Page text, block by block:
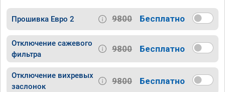
Прошивка Евро 2 9800 Бесплатно
Отключение сажевого
фильтра
9800 Бесплатно
Отключение вихревых
заслонок
9800 Бесплатно